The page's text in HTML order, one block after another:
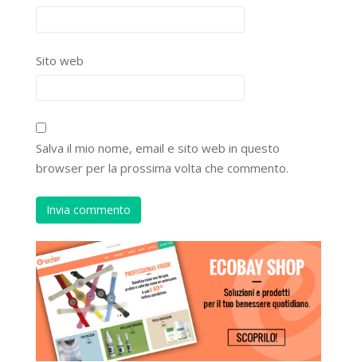
Sito web
Salva il mio nome, email e sito web in questo
browser per la prossima volta che commento.